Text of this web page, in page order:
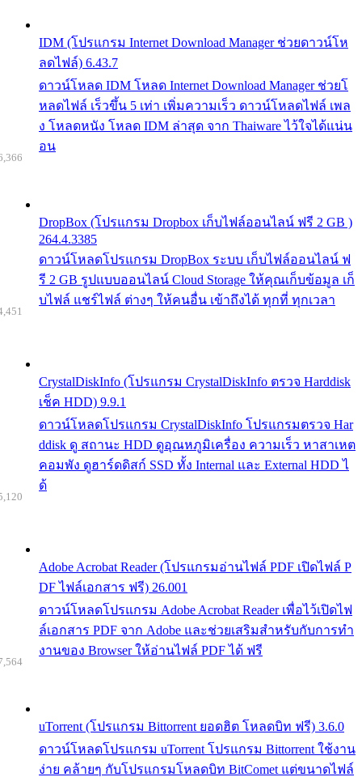
IDM (โปรแกรม Internet Download Manager ช่วยดาวน์โห
ลดไฟล์) 6.43.7
ดาวน์โหลด IDM โหลด Internet Download Manager ช่วยโ
หลดไฟล์ เร็วขึ้น 5 เท่า เพิ่มความเร็ว ดาวน์โหลดไฟล์ เพล
ง โหลดหนัง โหลด IDM ล่าสุด จาก Thaiware ไว้ใจได้แน่น
อน
DropBox (โปรแกรม Dropbox เก็บไฟล์ออนไลน์ ฟรี 2 GB )
264.4.3385
ดาวน์โหลดโปรแกรม DropBox ระบบ เก็บไฟล์ออนไลน์ ฟ
รี 2 GB รูปแบบออนไลน์ Cloud Storage ให้คุณเก็บข้อมูล เก็
บไฟล์ แชร์ไฟล์ ต่างๆ ให้คนอื่น เข้าถึงได้ ทุกที่ ทุกเวลา
CrystalDiskInfo (โปรแกรม CrystalDiskInfo ตรวจ Harddisk
เช็ค HDD) 9.9.1
ดาวน์โหลดโปรแกรม CrystalDiskInfo โปรแกรมตรวจ Har
ddisk ดู สถานะ HDD ดูอุณหภูมิเครื่อง ความเร็ว หาสาเหต
คอมพัง ดูฮาร์ดดิสก์ SSD ทั้ง Internal และ External HDD ไ
ด้
Adobe Acrobat Reader (โปรแกรมอ่านไฟล์ PDF เปิดไฟล์ P
DF ไฟล์เอกสาร ฟรี) 26.001
ดาวน์โหลดโปรแกรม Adobe Acrobat Reader เพื่อไว้เปิดไฟ
ล์เอกสาร PDF จาก Adobe และช่วยเสริมสำหรับกับการทำ
งานของ Browser ให้อ่านไฟล์ PDF ได้ ฟรี
uTorrent (โปรแกรม Bittorrent ยอดฮิต โหลดบิท ฟรี) 3.6.0
ดาวน์โหลดโปรแกรม uTorrent โปรแกรม Bittorrent ใช้งาน
ง่าย คล้ายๆ กับโปรแกรมโหลดบิท BitComet แต่ขนาดไฟล์